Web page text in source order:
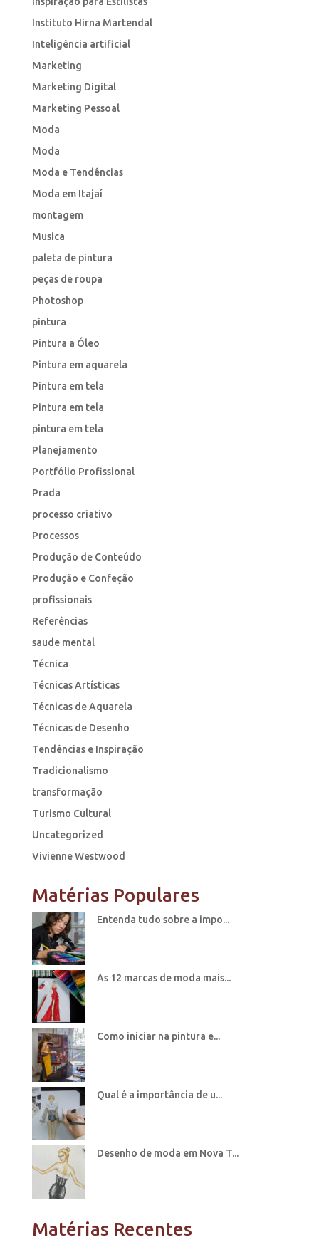
Instituto Hirna Martendal
Inteligência artificial
Marketing
Marketing Digital
Marketing Pessoal
Moda
Moda
Moda e Tendências
Moda em Itajaí
montagem
Musica
paleta de pintura
peças de roupa
Photoshop
pintura
Pintura a Óleo
Pintura em aquarela
Pintura em tela
Pintura em tela
pintura em tela
Planejamento
Portfólio Profissional
Prada
processo criativo
Processos
Produção de Conteúdo
Produção e Confeção
profissionais
Referências
saude mental
Técnica
Técnicas Artísticas
Técnicas de Aquarela
Técnicas de Desenho
Tendências e Inspiração
Tradicionalismo
transformação
Turismo Cultural
Uncategorized
Vivienne Westwood
Matérias Populares
Entenda tudo sobre a impo...
As 12 marcas de moda mais...
Como iniciar na pintura e...
Qual é a importância de u...
Desenho de moda em Nova T...
Matérias Recentes